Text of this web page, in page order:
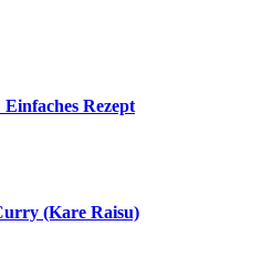
Rezept
(Kare Raisu)